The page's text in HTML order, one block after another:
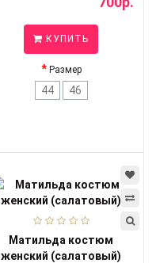
КУПИТЬ
Размер
44 46
Матильда костюм
женский (салатовый)